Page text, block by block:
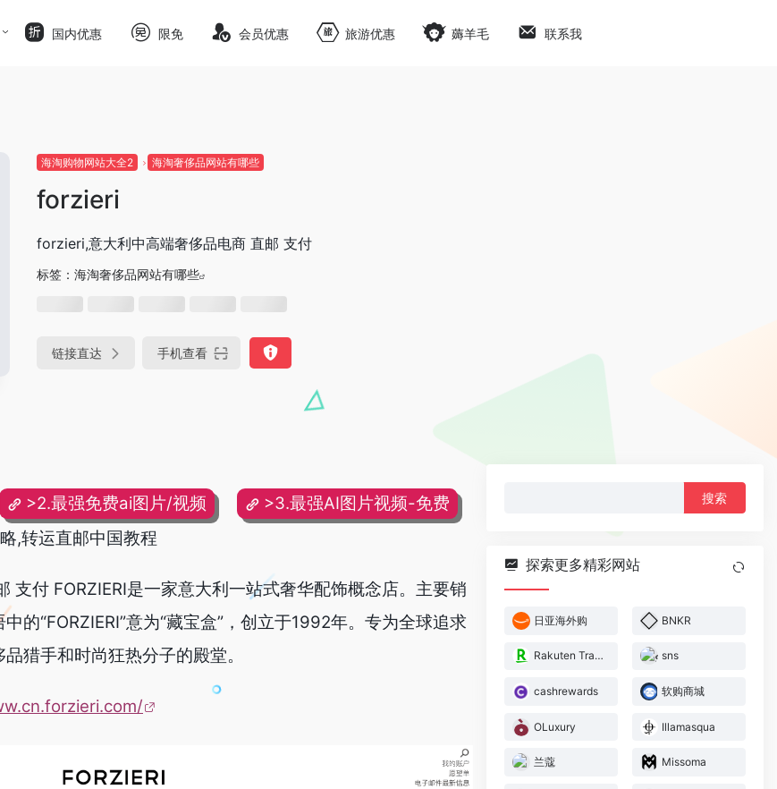
国内优惠 限免 会员优惠 旅游优惠 薅羊毛 联系我
海淘购物网站大全2 海淘奢侈品网站有哪些
forzieri
forzieri,意大利中高端奢侈品电商 直邮 支付
标签： 海淘奢侈品网站有哪些
链接直达 手机查看
>2.最强免费ai图片/视频
>3.最强AI图片视频-免费
,转运直邮中国教程
支付 FORZIERI是一家意大利一站式奢华配饰概念店。主要销
的“FORZIERI”意为“藏宝盒”，创立于1992年。专为全球追求
猎手和时尚狂热分子的殿堂。
探索更多精彩网站
日亚海外购 BNKR
Rakuten Travel sns
cashrewards 软购商城
OLuxury Illamasqua
兰蔻 Missoma